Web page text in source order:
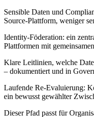
Sensible Daten und
Source-Plattform, weniger
Identity-Föderation: ein
Plattformen mit
Klare Leitlinien, welche
– dokumentiert und in
Laufende Re-Evaluierung:
ein bewusst gewählter
Dieser Pfad passt für